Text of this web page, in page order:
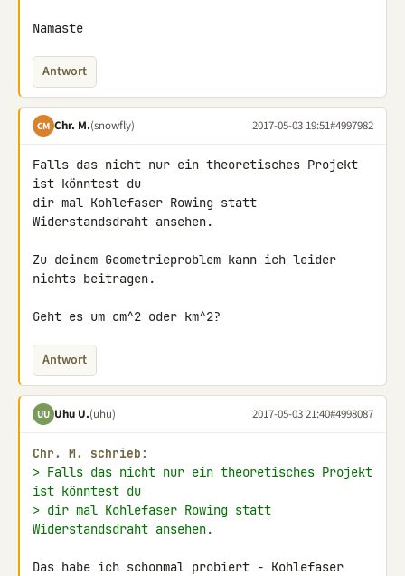
Namaste
Antwort
CM Chr. M.(snowfly) 2017-05-03 19:51#4997982
Falls das nicht nur ein theoretisches Projekt
ist könntest du
dir mal Kohlefaser Rowing statt
Widerstandsdraht ansehen.
Zu deinem Geometrieproblem kann ich leider
nichts beitragen.
Geht es um cm^2 oder km^2?
Antwort
UU Uhu U.(uhu) 2017-05-03 21:40#4998087
Chr. M. schrieb:
> Falls das nicht nur ein theoretisches Projekt
ist könntest du
> dir mal Kohlefaser Rowing statt
Widerstandsdraht ansehen.
Das habe ich schonmal probiert - Kohlefaser